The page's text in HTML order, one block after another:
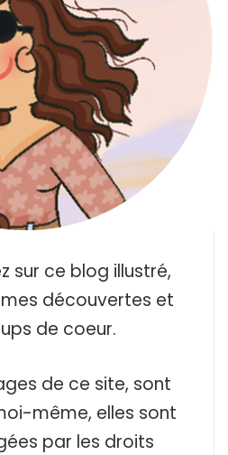
sur ce blog illustré,
découvertes et
de coeur.
de ce site, sont
même, elles sont
par les droits